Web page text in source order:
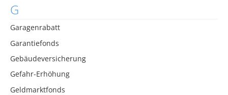
G
Garagenrabatt
Garantiefonds
Gebäudeversicherung
Gefahr-Erhöhung
Geldmarktfonds